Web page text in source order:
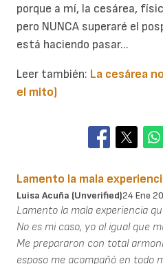
porque a mí, la cesárea,
pero NUNCA superaré el
está haciendo pasar...
Leer también: La cesárea
el mito)
Lamento la mala
Luisa Acuña (unverified)24 Ene
Lamento la mala experiencia
No es mi caso, yo al igual que
Me prepararon con total
esposo me acompañó en todo